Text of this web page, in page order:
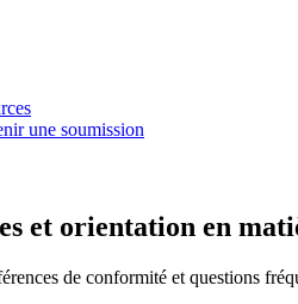
une soumission
et orientation en
de conformité et questions